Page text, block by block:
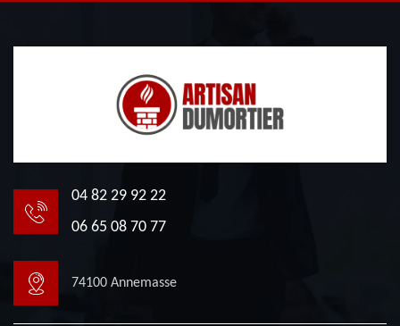
04 82 29 92 22
06 65 08 70 77
74100 Annemasse